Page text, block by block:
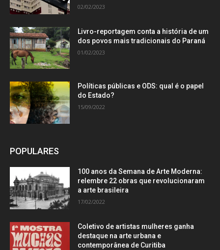
02/02/2023
Livro-reportagem conta a história de um
dos povos mais tradicionais do Paraná
01/02/2023
Políticas públicas e ODS: qual é o papel
do Estado?
15/09/2022
POPULARES
100 anos da Semana de Arte Moderna:
relembre 22 obras que revolucionaram
a arte brasileira
17/02/2022
Coletivo de artistas mulheres ganha
destaque na arte urbana e
contemporânea de Curitiba